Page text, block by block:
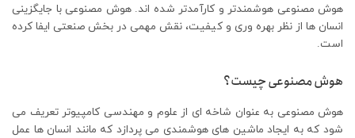
هوش مصنوعی هوشمندتر و کارآمدتر شده اند. هوش مصنوعی با جایگزینی
انسان ها از نظر بهره وری و کیفیت، نقش مهمی در بخش صنعتی ایفا کرده
است.
هوش مصنوعی چیست؟
هوش مصنوعی به عنوان شاخه ای از علوم و مهندسی کامپیوتر تعریف می
شود که به ایجاد ماشین های هوشمندی می پردازد که مانند انسان ها عمل